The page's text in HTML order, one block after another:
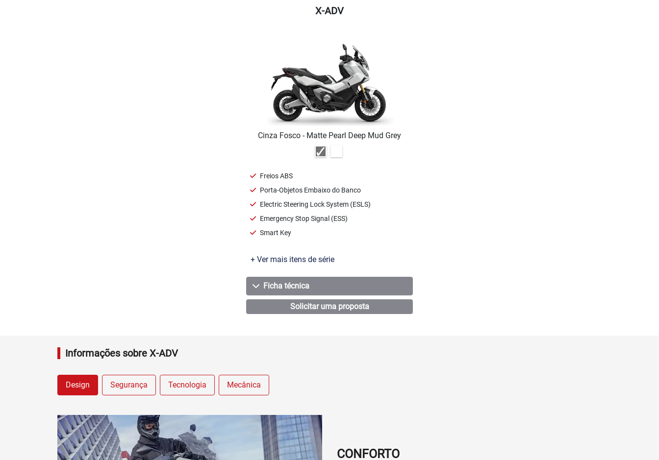
X-ADV
Cinza Fosco - Matte Pearl Deep Mud Grey
Freios ABS
Porta-Objetos Embaixo do Banco
Electric Steering Lock System (ESLS)
Emergency Stop Signal (ESS)
Smart Key
+ Ver mais itens de série
Ficha técnica
Solicitar uma proposta
Informações sobre X-ADV
Design Segurança Tecnologia Mecânica
CONFORTO